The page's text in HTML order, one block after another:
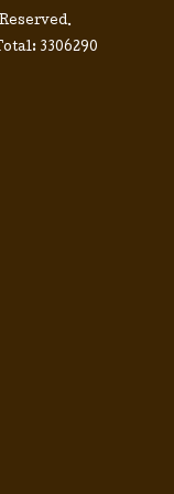
3306290